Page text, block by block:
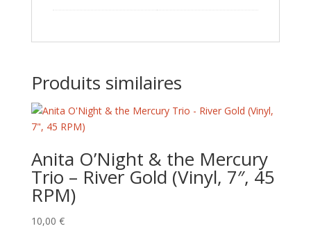
Produits similaires
Anita O’Night & the Mercury
Trio – River Gold (Vinyl, 7″, 45
RPM)
10,00 €